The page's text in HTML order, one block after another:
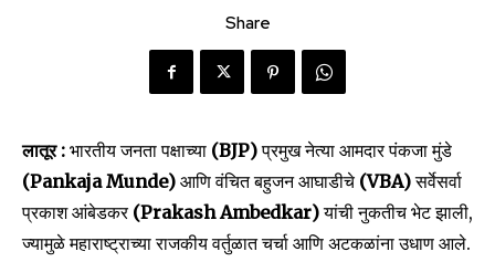
Share
लातूर : भारतीय जनता पक्षाच्या (BJP)प्रमुख नेत्या आमदार पंकजा मुंडे
(Pankaja Munde) आणि वंचित बहुजन आघाडीचे (VBA)सर्वेसर्वा
प्रकाश आंबेडकर(Prakash Ambedkar)यांची नुकतीच भेट झाली,
ज्यामुळे महाराष्ट्राच्या राजकीय वर्तुळात चर्चा आणि अटकळांना उधाण आले.